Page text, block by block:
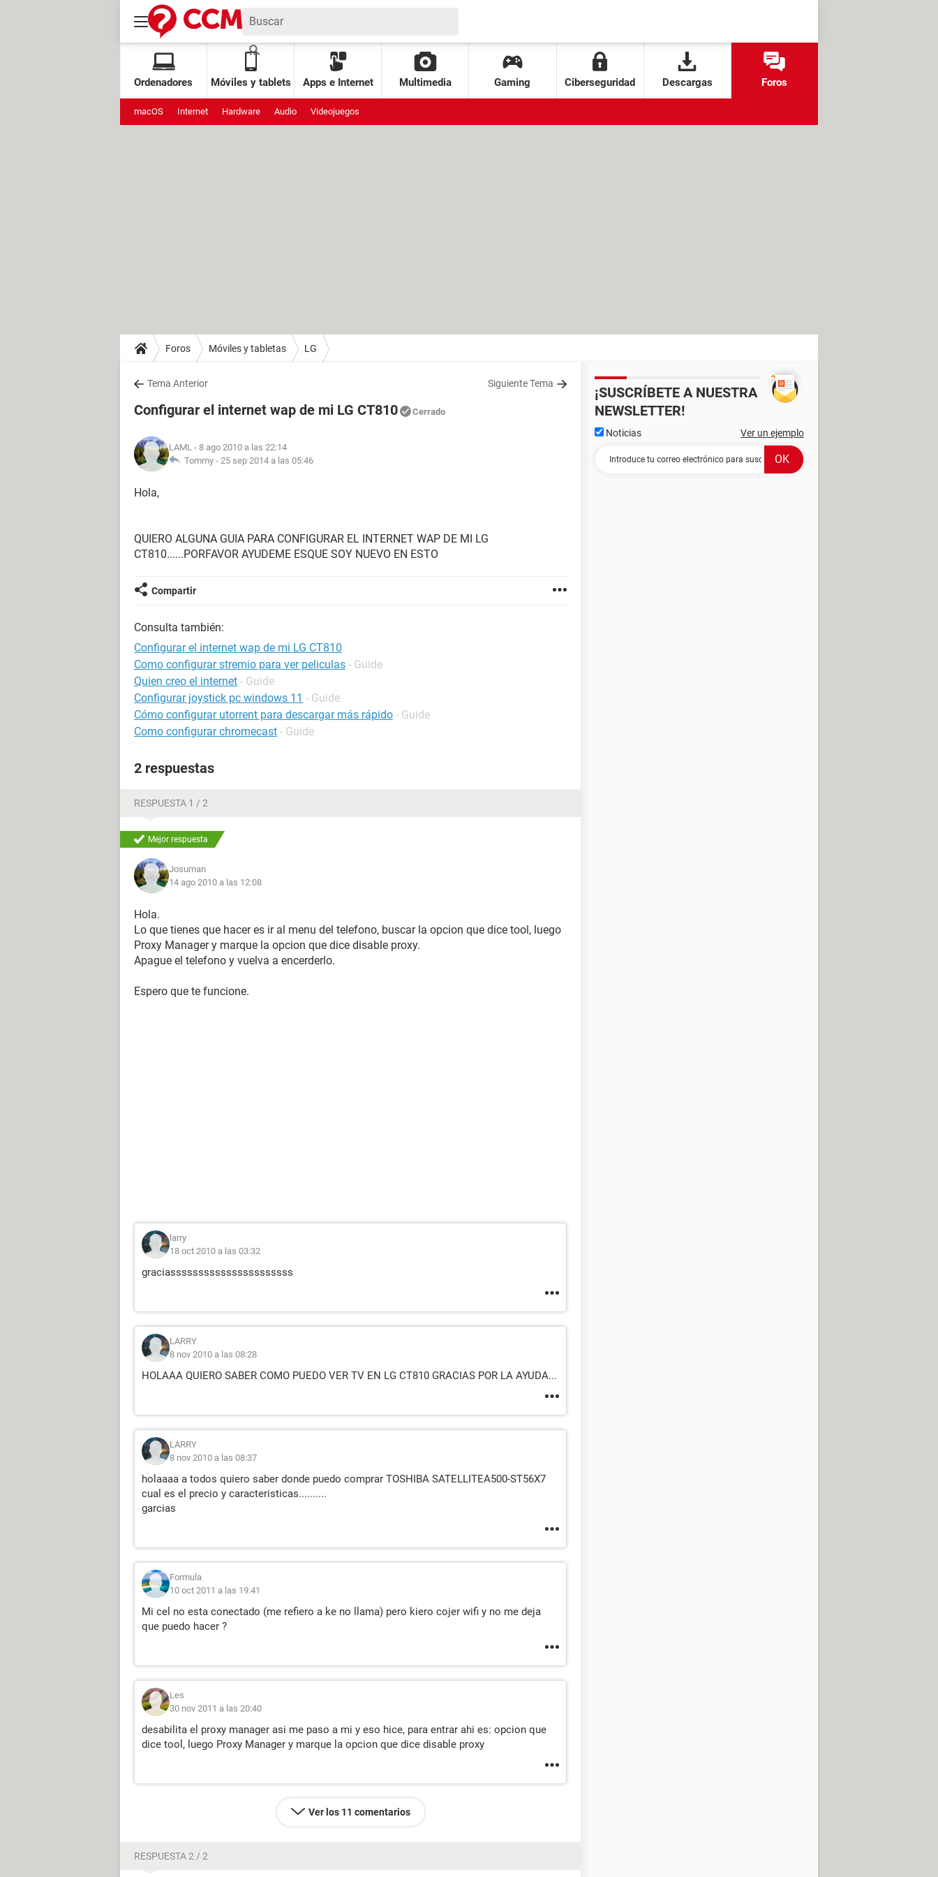
Ordenadores Móviles y tablets Apps e Internet Multimedia Gaming Ciberseguridad Descargas Foros
macOS Internet Hardware Audio Videojuegos
Foros Móviles y tabletas LG
Tema Anterior Siguiente Tema
Configurar el internet wap de mi LG CT810 Cerrado
LAML - 8 ago 2010 a las 22:14
Tommy - 25 sep 2014 a las 05:46
Hola,
QUIERO ALGUNA GUIA PARA CONFIGURAR EL INTERNET WAP DE MI LG
CT810......PORFAVOR AYUDEME ESQUE SOY NUEVO EN ESTO
Compartir
Consulta también:
Configurar el internet wap de mi LG CT810
Como configurar stremio para ver peliculas - Guide
Quien creo el internet - Guide
Configurar joystick pc windows 11 - Guide
Cómo configurar utorrent para descargar más rápido - Guide
Como configurar chromecast - Guide
2 respuestas
RESPUESTA 1 / 2
Mejor respuesta
Josuman
14 ago 2010 a las 12:08
Hola.
Lo que tienes que hacer es ir al menu del telefono, buscar la opcion que dice tool, luego
Proxy Manager y marque la opcion que dice disable proxy.
Apague el telefono y vuelva a encerderlo.
Espero que te funcione.
larry
18 oct 2010 a las 03:32
graciassssssssssssssssssssss
LARRY
8 nov 2010 a las 08:28
HOLAAA QUIERO SABER COMO PUEDO VER TV EN LG CT810 GRACIAS POR LA AYUDA...
LARRY
8 nov 2010 a las 08:37
holaaaa a todos quiero saber donde puedo comprar TOSHIBA SATELLITEA500-ST56X7
cual es el precio y caracteristicas..........
garcias
Formula
10 oct 2011 a las 19:41
Mi cel no esta conectado (me refiero a ke no llama) pero kiero cojer wifi y no me deja
que puedo hacer ?
Les
30 nov 2011 a las 20:40
desabilita el proxy manager asi me paso a mi y eso hice, para entrar ahi es: opcion que
dice tool, luego Proxy Manager y marque la opcion que dice disable proxy
Ver los 11 comentarios
RESPUESTA 2 / 2
¡SUSCRÍBETE A NUESTRA
NEWSLETTER!
Noticias Ver un ejemplo